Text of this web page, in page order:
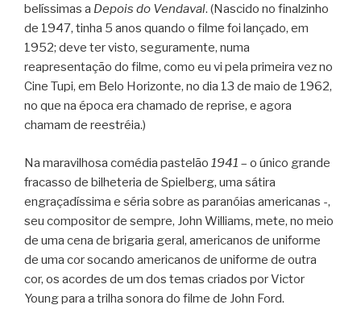
belíssimas a Depois do Vendaval. (Nascido no finalzinho
de 1947, tinha 5 anos quando o filme foi lançado, em
1952; deve ter visto, seguramente, numa
reapresentação do filme, como eu vi pela primeira vez no
Cine Tupi, em Belo Horizonte, no dia 13 de maio de 1962,
no que na época era chamado de reprise, e agora
chamam de reestréia.)
Na maravilhosa comédia pastelão 1941 – o único grande
fracasso de bilheteria de Spielberg, uma sátira
engraçadíssima e séria sobre as paranóias americanas -,
seu compositor de sempre, John Williams, mete, no meio
de uma cena de brigaria geral, americanos de uniforme
de uma cor socando americanos de uniforme de outra
cor, os acordes de um dos temas criados por Victor
Young para a trilha sonora do filme de John Ford.